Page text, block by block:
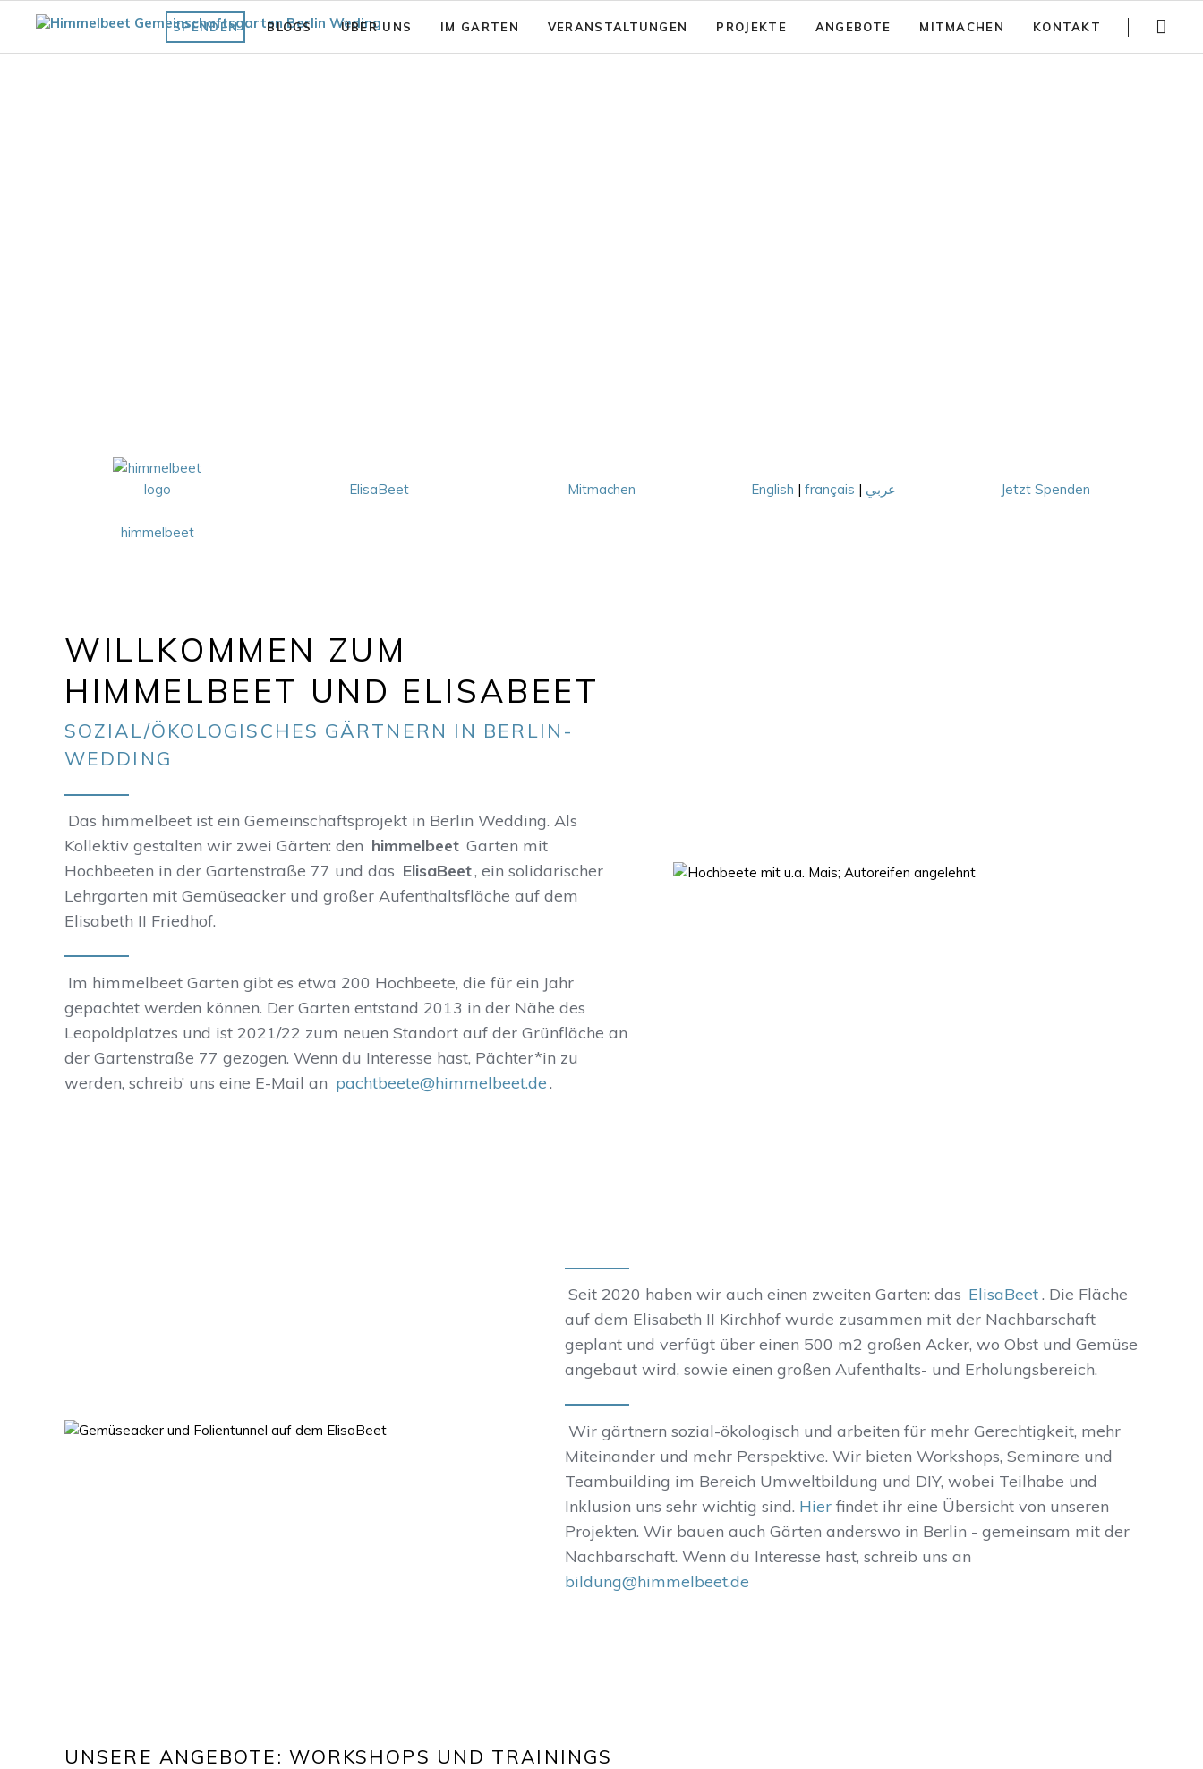
überspringen
SPENDEN BLOGS ÜBER UNS IM GARTEN VERANSTALTUNGEN PROJEKTE ANGEBOTE MITMACHEN KONTAKT
himmelbeet
ElisaBeet Mitmachen English | français | عربي Jetzt Spenden
WILLKOMMEN ZUM
HIMMELBEET UND ELISABEET
SOZIAL/ÖKOLOGISCHES GÄRTNERN IN BERLIN-
WEDDING
Das himmelbeet ist ein Gemeinschaftsprojekt in Berlin Wedding. Als
Kollektiv gestalten wir zwei Gärten: den himmelbeet Garten mit
Hochbeeten in der Gartenstraße 77 und das ElisaBeet, ein solidarischer
Lehrgarten mit Gemüseacker und großer Aufenthaltsfläche auf dem
Elisabeth II Friedhof.
Im himmelbeet Garten gibt es etwa 200 Hochbeete, die für ein Jahr
gepachtet werden können. Der Garten entstand 2013 in der Nähe des
Leopoldplatzes und ist 2021/22 zum neuen Standort auf der Grünfläche an
der Gartenstraße 77 gezogen. Wenn du Interesse hast, Pächter*in zu
werden, schreib’ uns eine E-Mail an pachtbeete@himmelbeet.de.
Seit 2020 haben wir auch einen zweiten Garten: das ElisaBeet. Die Fläche
auf dem Elisabeth II Kirchhof wurde zusammen mit der Nachbarschaft
geplant und verfügt über einen 500 m2 großen Acker, wo Obst und Gemüse
angebaut wird, sowie einen großen Aufenthalts- und Erholungsbereich.
Wir gärtnern sozial-ökologisch und arbeiten für mehr Gerechtigkeit, mehr
Miteinander und mehr Perspektive. Wir bieten Workshops, Seminare und
Teambuilding im Bereich Umweltbildung und DIY, wobei Teilhabe und
Inklusion uns sehr wichtig sind. Hierfindet ihr eine Übersicht von unseren
Projekten. Wir bauen auch Gärten anderswo in Berlin - gemeinsam mit der
Nachbarschaft. Wenn du Interesse hast, schreib uns an
bildung@himmelbeet.de
UNSERE ANGEBOTE: WORKSHOPS UND TRAININGS